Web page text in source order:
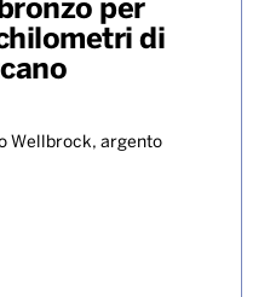
per
di
Wellbrock, argento